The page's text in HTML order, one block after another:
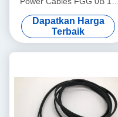
2B 3B ke kabel BNC pria dan
wanita
Dapatkan Harga
Terbaik